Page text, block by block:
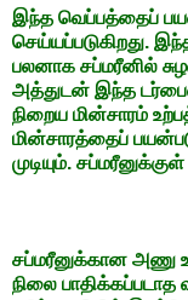
இந்த வெப்பத்தைப்
செய்யப்படுகிறது.
பலனாக சப்மரீனில்
அத்துடன் இந்த
நிறைய மின்சாரம்
மின்சாரத்தைப்
முடியும்.
சப்மரீனுக்கான அணு
நிலை